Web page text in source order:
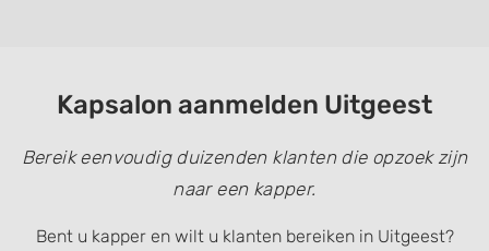
Kapsalon aanmelden Uitgeest
Bereik eenvoudig duizenden klanten die opzoek zijn
naar een kapper.
Bent u kapper en wilt u klanten bereiken in Uitgeest?